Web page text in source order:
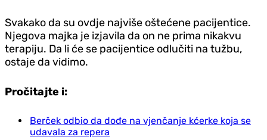
Svakako da su ovdje najviše oštećene pacijentice.
Njegova majka je izjavila da on ne prima nikakvu
terapiju. Da li će se pacijentice odlučiti na tužbu,
ostaje da vidimo.
Pročitajte i:
Berček odbio da dođe na vjenčanje kćerke koja se
udavala za repera